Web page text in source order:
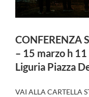
CONFERENZA
– 15 marzo h 11
Liguria Piazza
VAI ALLA CARTELLA